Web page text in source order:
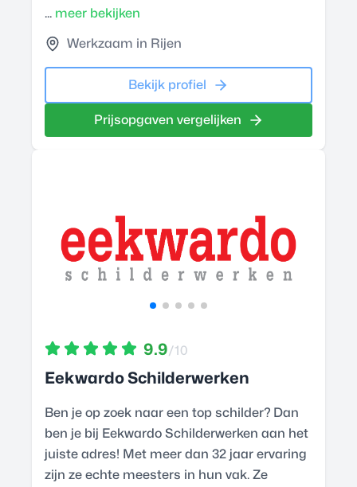
... meer bekijken
Werkzaam in Rijen
Bekijk profiel
Prijsopgaven vergelijken
9.9/10
Eekwardo Schilderwerken
Ben je op zoek naar een top schilder? Dan
ben je bij Eekwardo Schilderwerken aan het
juiste adres! Met meer dan 32 jaar ervaring
zijn ze echte meesters in hun vak. Ze